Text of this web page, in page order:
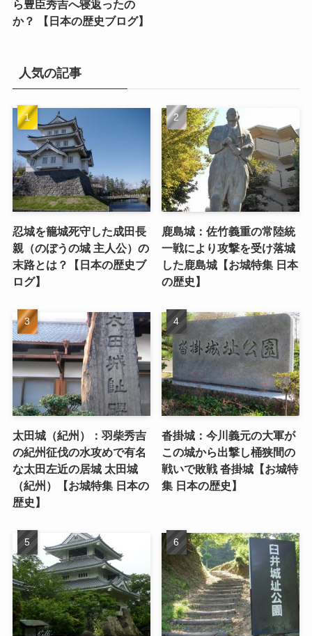
ら豊臣秀吉へ寝返ったの
か？ 【日本の歴史ブログ】
人気の記事
忍城を籠城死守した成田長
親（のぼうの城 主人公）の
末路とは？【日本の歴史ブ
ログ】
鹿島城：佐竹義重の常陸統
一戦により攻撃を受け落城
した鹿島城【お城特集 日本
の歴史】
太田城（紀州）：羽柴秀吉
の紀州征伐の水攻めで有名
な太田左近の居城 太田城
（紀州）【お城特集 日本の
歴史】
沓掛城：今川義元の大軍が
この城から出撃し桶狭間の
戦いで敗戦 沓掛城【お城特
集 日本の歴史】